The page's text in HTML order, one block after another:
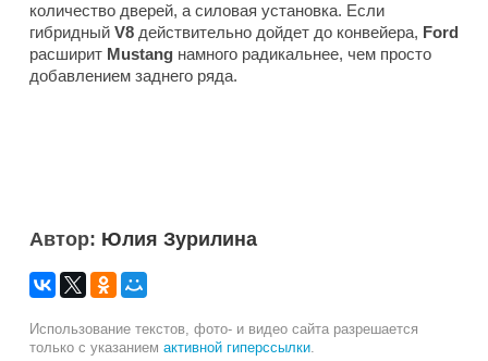
количество дверей, а силовая установка. Если
гибридный V8 действительно дойдет до конвейера, Ford
расширит Mustang намного радикальнее, чем просто
добавлением заднего ряда.
Автор: Юлия Зурилина
Использование текстов, фото- и видео сайта разрешается
только с указанием активной гиперссылки.